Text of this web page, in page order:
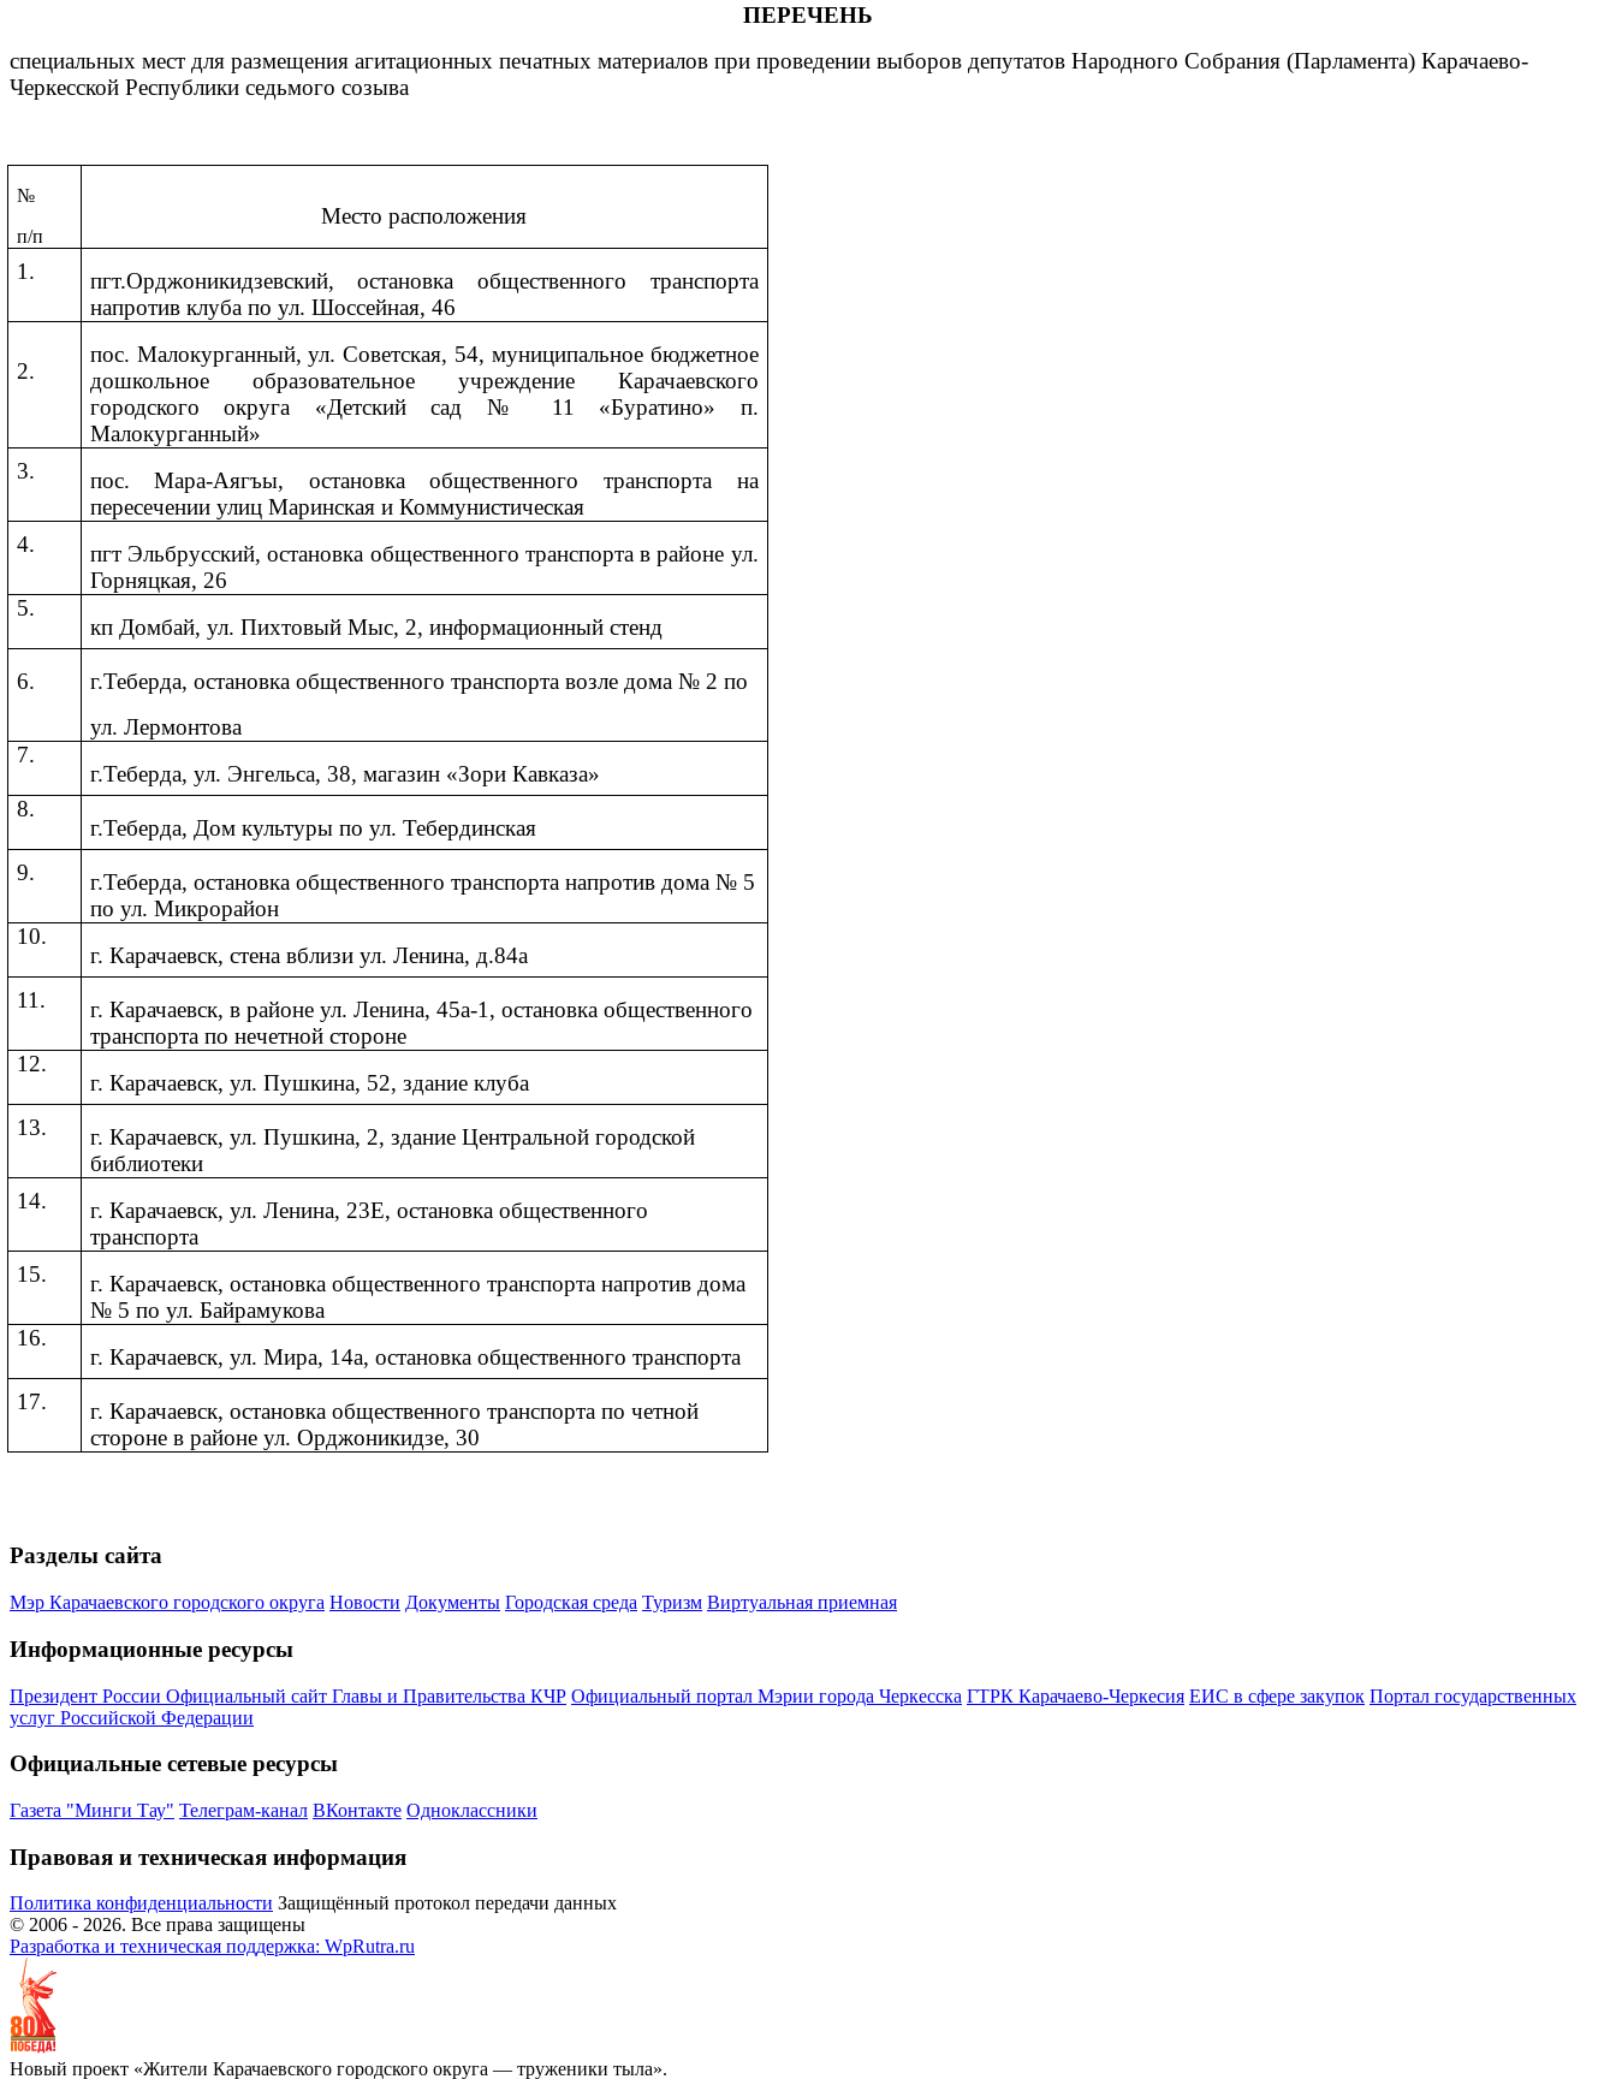
ПЕРЕЧЕНЬ
специальных мест для размещения агитационных печатных материалов при проведении выборов депутатов Народного Собрания (Парламента) Карачаево-
Черкесской Республики седьмого созыва
№
п/п
Место расположения
1.
пгт.Орджоникидзевский, остановка общественного транспорта
напротив клуба по ул. Шоссейная, 46
2.
пос. Малокурганный, ул. Советская, 54, муниципальное бюджетное
дошкольное образовательное учреждение Карачаевского
городского округа «Детский сад № 11 «Буратино» п.
Малокурганный»
3.
пос. Мара-Аягъы, остановка общественного транспорта на
пересечении улиц Маринская и Коммунистическая
4.
пгт Эльбрусский, остановка общественного транспорта в районе ул.
Горняцкая, 26
5.
кп Домбай, ул. Пихтовый Мыс, 2, информационный стенд
6.
г.Теберда, остановка общественного транспорта возле дома № 2 по
ул. Лермонтова
7.
г.Теберда, ул. Энгельса, 38, магазин «Зори Кавказа»
8.
г.Теберда, Дом культуры по ул. Тебердинская
9.
г.Теберда, остановка общественного транспорта напротив дома № 5
по ул. Микрорайон
10.
г. Карачаевск, стена вблизи ул. Ленина, д.84а
11.
г. Карачаевск, в районе ул. Ленина, 45а-1, остановка общественного
транспорта по нечетной стороне
12.
г. Карачаевск, ул. Пушкина, 52, здание клуба
13.
г. Карачаевск, ул. Пушкина, 2, здание Центральной городской
библиотеки
14.
г. Карачаевск, ул. Ленина, 23Е, остановка общественного
транспорта
15.
г. Карачаевск, остановка общественного транспорта напротив дома
№ 5 по ул. Байрамукова
16.
г. Карачаевск, ул. Мира, 14а, остановка общественного транспорта
17.
г. Карачаевск, остановка общественного транспорта по четной
стороне в районе ул. Орджоникидзе, 30
Разделы сайта
Мэр Карачаевского городского округа Новости Документы Городская среда Туризм Виртуальная приемная
Информационные ресурсы
Президент России Официальный сайт Главы и Правительства КЧР Официальный портал Мэрии города Черкесска ГТРК Карачаево-Черкесия ЕИС в сфере закупок Портал государственных
услуг Российской Федерации
Официальные сетевые ресурсы
Газета "Минги Тау" Телеграм-канал ВКонтакте Одноклассники
Правовая и техническая информация
Политика конфиденциальности Защищённый протокол передачи данных
© 2006 - 2026. Все права защищены
Разработка и техническая поддержка: WpRutra.ru
Новый проект «Жители Карачаевского городского округа — труженики тыла».